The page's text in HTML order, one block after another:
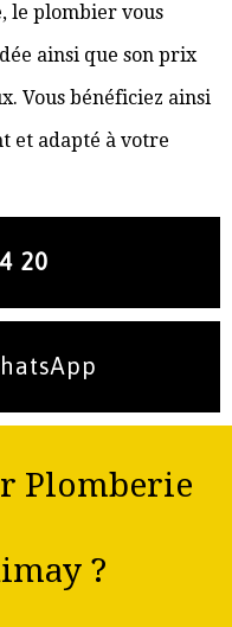
le plombier vous
ainsi que son prix
Vous bénéficiez ainsi
et adapté à votre
20
Plomberie
?